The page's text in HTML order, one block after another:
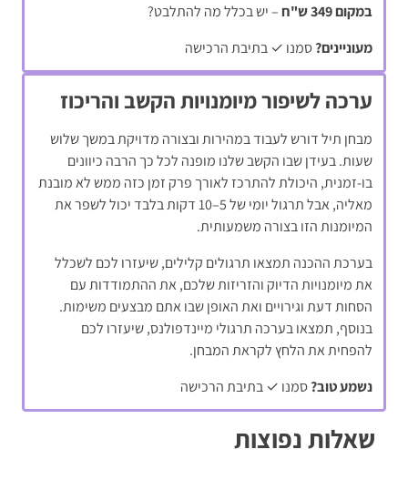
במקום 349 ש"ח
– יש בכלל מה להתלבט?
מעוניינים?סמנו ✓ בתיבת הרכישה
ערכה לשיפור מיומנויות הקשב והריכוז
מבחן תיל דורש לעבוד במהירות ובצורה מדויקת במשך שלוש
שעות. בעידן שבו הקשב שלנו מופנה לכל כך הרבה כיוונים
בו-זמנית, היכולת להתרכז לאורך פרק זמן כזה ממש לא מובנת
מאליה, אבל תרגול יומי של 5–10 דקות בלבד יכול לשפר את
המיומנות הזו בצורה משמעותית.
בערכת ההכנה תמצאו תרגולים קלילים, שיעזרו לכם לשכלל
את מיומנויות הדיוק והזריזות שלכם, את ההתמודדות עם
הסחות דעת וגירויים ואת האופן שבו אתם מבצעים משימות.
בנוסף, תמצאו בערכה תרגולי מיינדפולנס, שיעזרו לכם
להפחית את הלחץ לקראת המבחן.
נשמע טוב?סמנו ✓ בתיבת הרכישה
שאלות נפוצות